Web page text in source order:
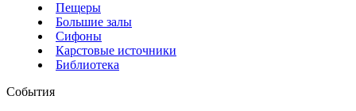
Пещеры
Большие залы
Сифоны
Карстовые источники
Библиотека
События